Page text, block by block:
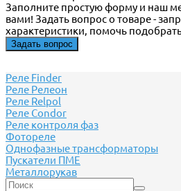
Заполните простую форму и наш
вами! Задать вопрос о товаре -
характеристики, помочь
Задать вопрос
Реле Finder
Реле Релеон
Реле Relpol
Реле Сondor
Реле контроля фаз
Фотореле
Однофазные трансформаторы
Пускатели ПМЕ
Металлорукав